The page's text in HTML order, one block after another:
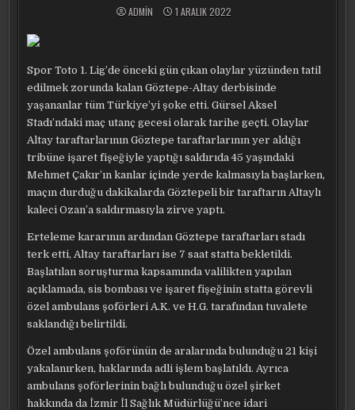
ADMIN 1 ARALIK 2022
Spor Toto 1. Lig’de önceki gün çıkan olaylar yüzünden tatil
edilmek zorunda kalan Göztepe-Altay derbisinde
yaşananlar tüm Türkiye’yi şoke etti. Gürsel Aksel
Stadı’ndaki maç utanç gecesi olarak tarihe geçti. Olaylar
Altay taraftarlarının Göztepe taraftarlarının yer aldığı
tribüne işaret fişeğiyle yaptığı saldırıda 45 yaşındaki
Mehmet Çakır’ın kanlar içinde yerde kalmasıyla başlarken,
maçın durduğu dakikalarda Göztepeli bir taraftarın Altaylı
kaleci Ozan’a saldırmasıyla zirve yaptı.
Erteleme kararının ardından Göztepe taraftarları stadı
terk etti, Altay taraftarları ise 7 saat statta bekletildi.
Başlatılan soruşturma kapsamında valilikten yapılan
açıklamada, sis bombası ve işaret fişeğinin statta görevli
özel ambulans şoförleri A.K. ve H.G. tarafından tuvalete
saklandığı belirtildi.
Özel ambulans şoförünün de aralarında bulunduğu 21 kişi
yakalanırken, haklarında adli işlem başlatıldı. Ayrıca
ambulans şoförlerinin bağlı bulunduğu özel şirket
hakkında da İzmir İl Sağlık Müdürlüğü’nce idari